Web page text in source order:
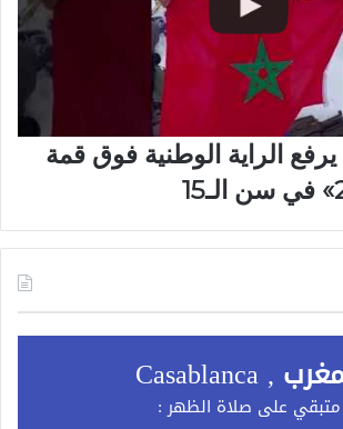
الراية الوطنية فوق قمة